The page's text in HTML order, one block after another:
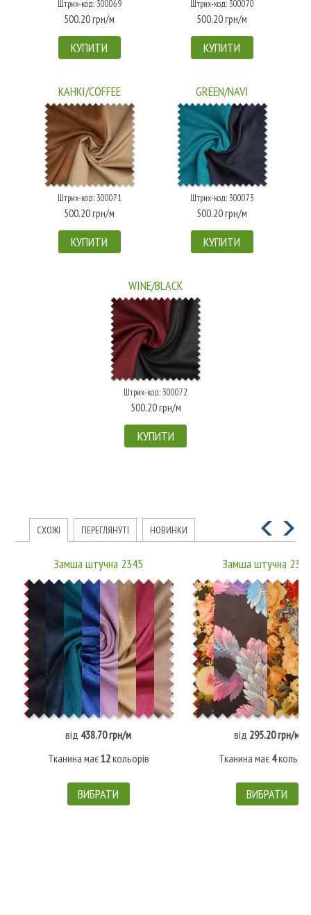
Штрих-код: 300069
500.20 грн/м
КУПИТИ
Штрих-код: 300070
500.20 грн/м
КУПИТИ
KAHKI/COFFEE
Штрих-код: 300071
500.20 грн/м
КУПИТИ
GREEN/NAVI
Штрих-код: 300073
500.20 грн/м
КУПИТИ
WINE/BLACK
Штрих-код: 300072
500.20 грн/м
КУПИТИ
СХОЖІ ПЕРЕГЛЯНУТІ НОВИНКИ
Замша штучна 2345
від 438.70 грн/м
Тканина має12кольорів
ВИБРАТИ
Замша штучна
від 295.20 грн/м
Тканина має 4
ВИБРАТИ